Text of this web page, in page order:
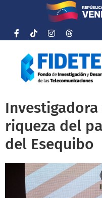
Investigadora
riqueza del
del Esequibo